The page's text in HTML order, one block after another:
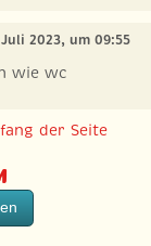
2023, um 09:55
wie wc
der Seite